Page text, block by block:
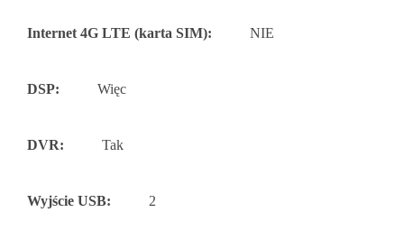
Internet 4G LTE (karta SIM): NIE
DSP: Więc
DVR: Tak
Wyjście USB: 2